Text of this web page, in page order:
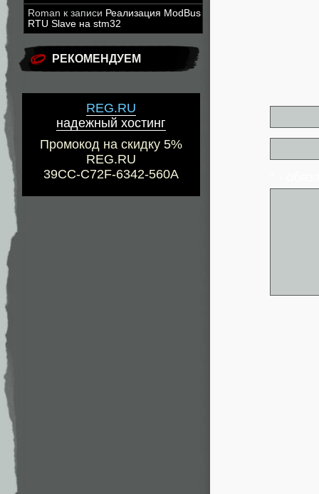
Roman к записи Реализация ModBus
RTU Slave на stm32
РЕКОМЕНДУЕМ
REG.RU
надежный хостинг
Промокод на скидку 5%
REG.RU
39CC-C72F-6342-560A